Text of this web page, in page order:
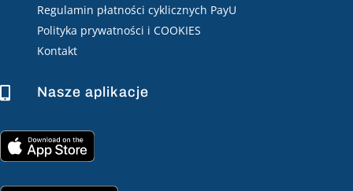
Regulamin płatności cyklicznych PayU
Polityka prywatności i COOKIES
Kontakt
 Nasze aplikacje